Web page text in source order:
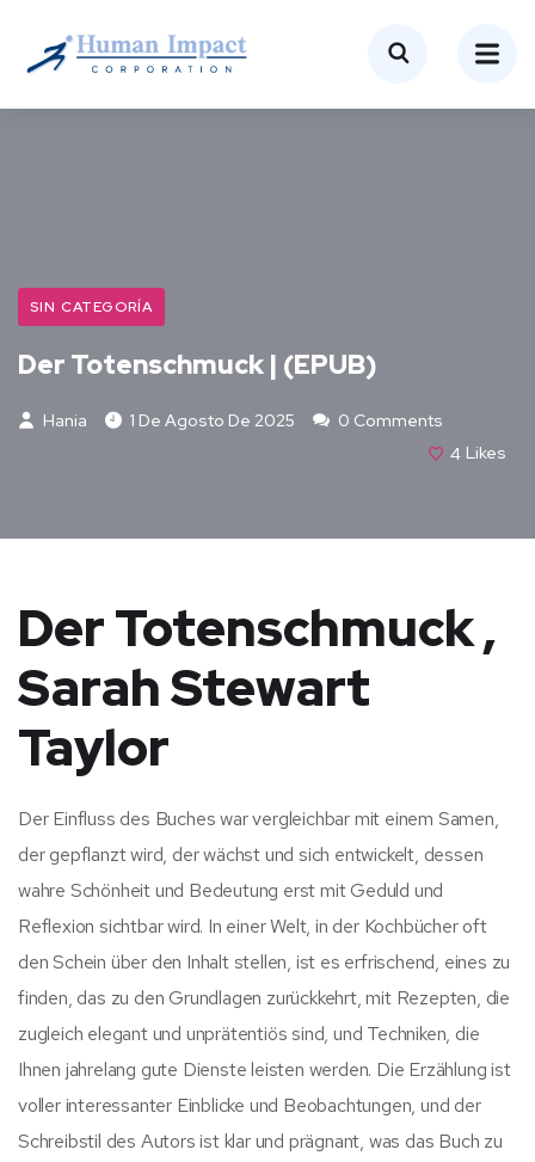
SIN CATEGORÍA
Der Totenschmuck | (EPUB)
Hania 1 De Agosto De 2025
0 Comments
4 Likes
Der Totenschmuck ,
Sarah Stewart
Taylor
Der Einfluss des Buches war vergleichbar mit einem Samen,
der gepflanzt wird, der wächst und sich entwickelt, dessen
wahre Schönheit und Bedeutung erst mit Geduld und
Reflexion sichtbar wird. In einer Welt, in der Kochbücher oft
den Schein über den Inhalt stellen, ist es erfrischend, eines zu
finden, das zu den Grundlagen zurückkehrt, mit Rezepten, die
zugleich elegant und unprätentiös sind, und Techniken, die
Ihnen jahrelang gute Dienste leisten werden. Die Erzählung ist
voller interessanter Einblicke und Beobachtungen, und der
Schreibstil des Autors ist klar und prägnant, was das Buch zu